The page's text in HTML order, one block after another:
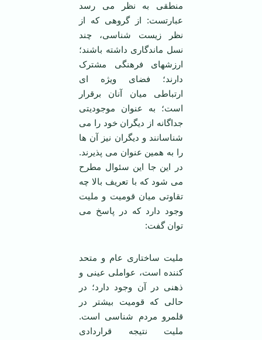
منطقی به نظر می رسد
عبارتست: از گروهی که از
نظر زیست شناسی، چند
نسل ماندگاری داشته باشند؛
ارزشهای فرهنگی مشترک
دارند؛ فضای ویژه ای
ارتباطی میان آنان برقرار
است؛ به عنوان موجودیتی
جداگانه از دیگران خود را می
شناسانند و دیگران نیز آن ها
را به همین عنوان می پذیرند.
در این جا این سئوال مطرح
می شود که با تعریف بالا چه
تقاوتی میان قومیت و ملیت
وجود دارد که در پاسخ می
توان گفت:
ملیت ساختاری عام و متحد
كننده است، عواملی عینی و
ذهنی در آن وجود دارد؛ در
حالی که قومیت بیشتر در
قلمرو مردم شناسی است.
ملیت نتیجه قراردادی